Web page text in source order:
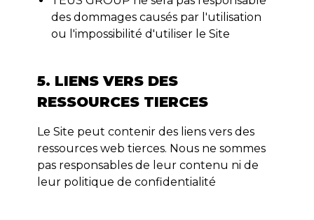
des dommages causés par l'utilisation
ou l'impossibilité d'utiliser le Site
5. LIENS VERS DES
RESSOURCES TIERCES
Le Site peut contenir des liens vers des
ressources web tierces. Nous ne sommes
pas responsables de leur contenu ni de
leur politique de confidentialité